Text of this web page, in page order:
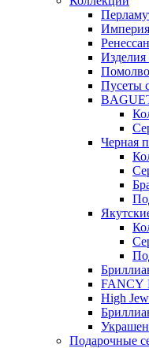
Империя
Изделия
Пусеты
Черная
FANCY
High
Подарочные